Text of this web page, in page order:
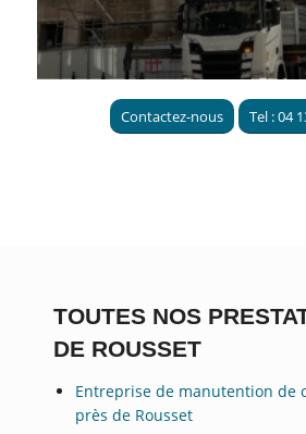
Contactez-nous Tel : 04
TOUTES NOS
DE ROUSSET
Entreprise de manutention de
près de Rousset